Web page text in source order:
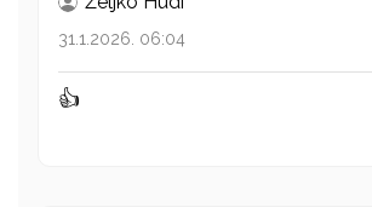
31.1.2026. 06:04
👍